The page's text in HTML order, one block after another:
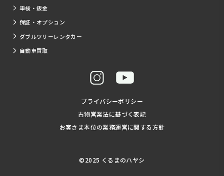
車検・鈑金
保証・オプション
ダブルツリーレンタカー
自動車買取
プライバシーポリシー
古物営業法に基づく表記
お客さま本位の業務運営に関する方針
©2025 くるまのハヤシ